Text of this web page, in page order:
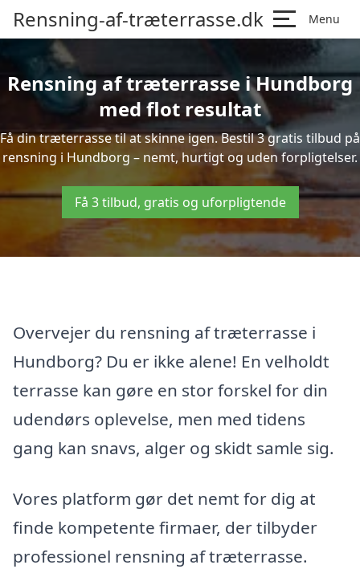
Rensning-af-træterrasse.dk Menu
Rensning af træterrasse i Hundborg
med flot resultat
Få din træterrasse til at skinne igen. Bestil 3 gratis tilbud på
rensning i Hundborg – nemt, hurtigt og uden forpligtelser.
Få 3 tilbud, gratis og uforpligtende
Overvejer du rensning af træterrasse i
Hundborg? Du er ikke alene! En velholdt
terrasse kan gøre en stor forskel for din
udendørs oplevelse, men med tidens
gang kan snavs, alger og skidt samle sig.
Vores platform gør det nemt for dig at
finde kompetente firmaer, der tilbyder
professionel rensning af træterrasse.